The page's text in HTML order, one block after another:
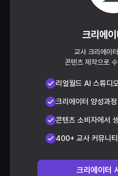
크리에이
교사 크리에이
콘텐츠 제작으로
리얼월드 AI 스튜디
크리에이터 양성과
콘텐츠 소비자에서
400+ 교사 커뮤니
크리에이터